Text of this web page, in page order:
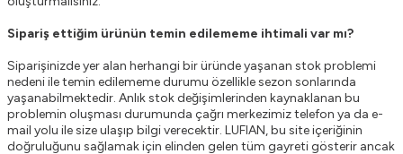
Sipariş ettiğim ürünün temin edilememe ihtimali var mı?
Siparişinizde yer alan herhangi bir üründe yaşanan stok problemi
nedeni ile temin edilememe durumu özellikle sezon sonlarında
yaşanabilmektedir. Anlık stok değişimlerinden kaynaklanan bu
problemin oluşması durumunda çağrı merkezimiz telefon ya da e-
mail yolu ile size ulaşıp bilgi verecektir. LUFIAN, bu site içeriğinin
doğruluğunu sağlamak için elinden gelen tüm gayreti gösterir ancak